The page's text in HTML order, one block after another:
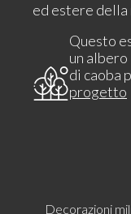
ed estere
Questo
un albero
di caoba
progetto
Decorazioni